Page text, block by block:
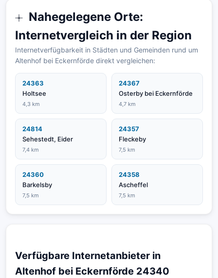
Nahegelegene Orte:
Internetvergleich in der Region
Internetverfügbarkeit in Städten und Gemeinden rund um
Altenhof bei Eckernförde direkt vergleichen:
24363
Holtsee
4,3 km
24367
Osterby bei Eckernförde
4,7 km
24814
Sehestedt, Eider
7,4 km
24357
Fleckeby
7,5 km
24360
Barkelsby
7,5 km
24358
Ascheffel
7,5 km
Verfügbare Internetanbieter in
Altenhof bei Eckernförde 24340